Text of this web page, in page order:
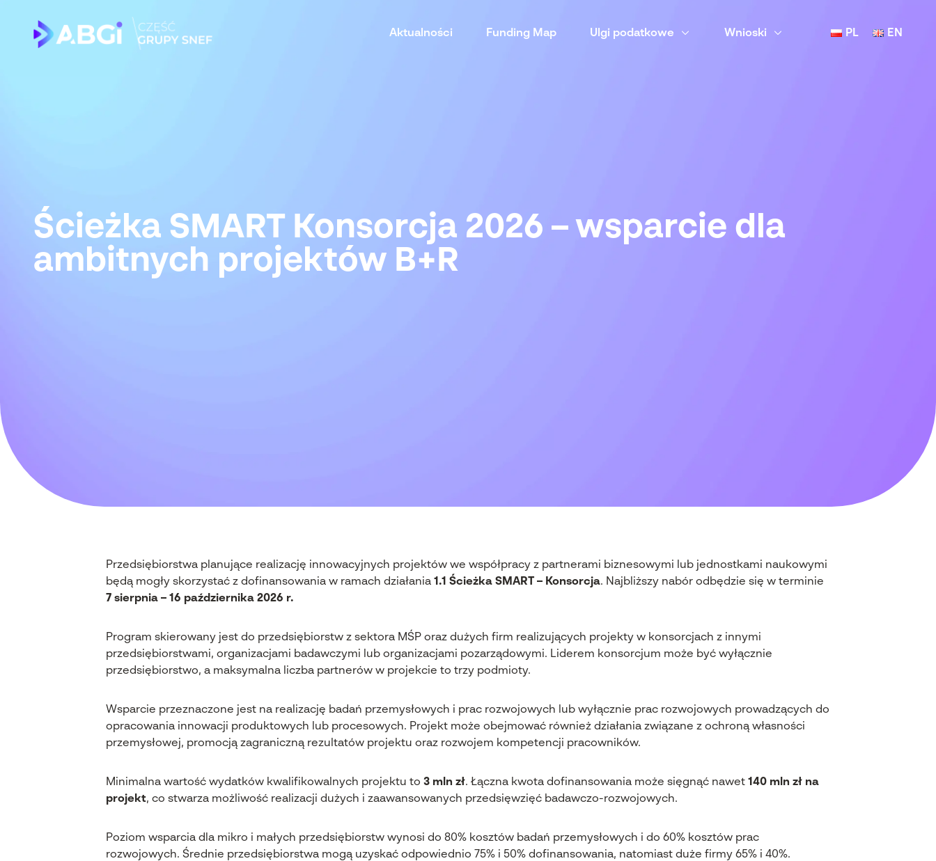
Aktualności Funding Map Ulgi podatkowe Wnioski PL EN
Ścieżka SMART Konsorcja 2026 – wsparcie dla
ambitnych projektów B+R
Przedsiębiorstwa planujące realizację innowacyjnych projektów we współpracy z partnerami biznesowymi lub jednostkami naukowymi
będą mogły skorzystać z dofinansowania w ramach działania 1.1 Ścieżka SMART – Konsorcja. Najbliższy nabór odbędzie się w terminie
7 sierpnia – 16 października 2026 r.
Program skierowany jest do przedsiębiorstw z sektora MŚP oraz dużych firm realizujących projekty w konsorcjach z innymi
przedsiębiorstwami, organizacjami badawczymi lub organizacjami pozarządowymi. Liderem konsorcjum może być wyłącznie
przedsiębiorstwo, a maksymalna liczba partnerów w projekcie to trzy podmioty.
Wsparcie przeznaczone jest na realizację badań przemysłowych i prac rozwojowych lub wyłącznie prac rozwojowych prowadzących do
opracowania innowacji produktowych lub procesowych. Projekt może obejmować również działania związane z ochroną własności
przemysłowej, promocją zagraniczną rezultatów projektu oraz rozwojem kompetencji pracowników.
Minimalna wartość wydatków kwalifikowalnych projektu to 3 mln zł. Łączna kwota dofinansowania może sięgnąć nawet 140 mln zł na
projekt, co stwarza możliwość realizacji dużych i zaawansowanych przedsięwzięć badawczo-rozwojowych.
Poziom wsparcia dla mikro i małych przedsiębiorstw wynosi do 80% kosztów badań przemysłowych i do 60% kosztów prac
rozwojowych. Średnie przedsiębiorstwa mogą uzyskać odpowiednio 75% i 50% dofinansowania, natomiast duże firmy 65% i 40%.